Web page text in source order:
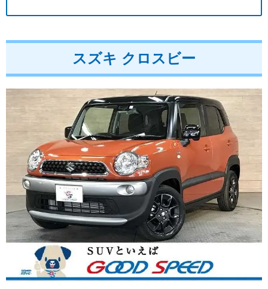
スズキ クロスビー